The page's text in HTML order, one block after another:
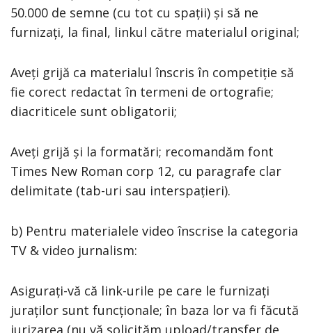
50.000 de semne (cu tot cu spații) și să ne
furnizați, la final, linkul către materialul original;
Aveți grijă ca materialul înscris în competiție să
fie corect redactat în termeni de ortografie;
diacriticele sunt obligatorii;
Aveți grijă și la formatări; recomandăm font
Times New Roman corp 12, cu paragrafe clar
delimitate (tab-uri sau interspațieri).
b) Pentru materialele video înscrise la categoria
TV & video jurnalism:
Asigurați-vă că link-urile pe care le furnizați
juraților sunt funcționale; în baza lor va fi făcută
jurizarea (nu vă solicităm upload/transfer de